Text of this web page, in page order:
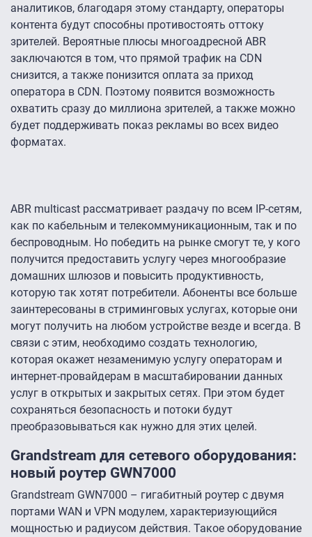
аналитиков, благодаря этому стандарту, операторы
контента будут способны противостоять оттоку
зрителей. Вероятные плюсы многоадресной ABR
заключаются в том, что прямой трафик на CDN
снизится, а также понизится оплата за приход
оператора в CDN. Поэтому появится возможность
охватить сразу до миллиона зрителей, а также можно
будет поддерживать показ рекламы во всех видео
форматах.
ABR multicast рассматривает раздачу по всем IP-сетям,
как по кабельным и телекоммуникационным, так и по
беспроводным. Но победить на рынке смогут те, у кого
получится предоставить услугу через многообразие
домашних шлюзов и повысить продуктивность,
которую так хотят потребители. Абоненты все больше
заинтересованы в стриминговых услугах, которые они
могут получить на любом устройстве везде и всегда. В
связи с этим, необходимо создать технологию,
которая окажет незаменимую услугу операторам и
интернет-провайдерам в масштабировании данных
услуг в открытых и закрытых сетях. При этом будет
сохраняться безопасность и потоки будут
преобразовываться как нужно для этих целей.
Grandstream для сетевого оборудования:
новый роутер GWN7000
Grandstream GWN7000 – гигабитный роутер с двумя
портами WAN и VPN модулем, характеризующийся
мощностью и радиусом действия. Такое оборудование